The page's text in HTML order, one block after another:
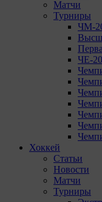
Матчи
Турниры
ЧМ-
ЧЕ-
Хоккей
Статьи
Новости
Матчи
Турниры